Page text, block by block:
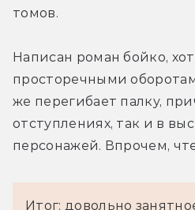
томов.
Написан роман бойко,
просторечными
же перегибает палку,
отступлениях, так и в
персонажей. Впрочем,
Итог: довольно